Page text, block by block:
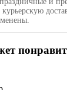
курьерскую